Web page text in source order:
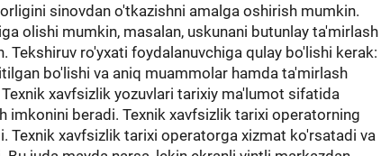
sinovdan o'tkazishni amalga oshirish mumkin.
olishi mumkin, masalan, uskunani butunlay ta'mirlash
ro'yxati foydalanuvchiga qulay bo'lishi kerak:
bo'lishi va aniq muammolar hamda ta'mirlash
xavfsizlik yozuvlari tarixiy ma'lumot sifatida
beradi. Texnik xavfsizlik tarixi operatorning
xavfsizlik tarixi operatorga xizmat ko'rsatadi va